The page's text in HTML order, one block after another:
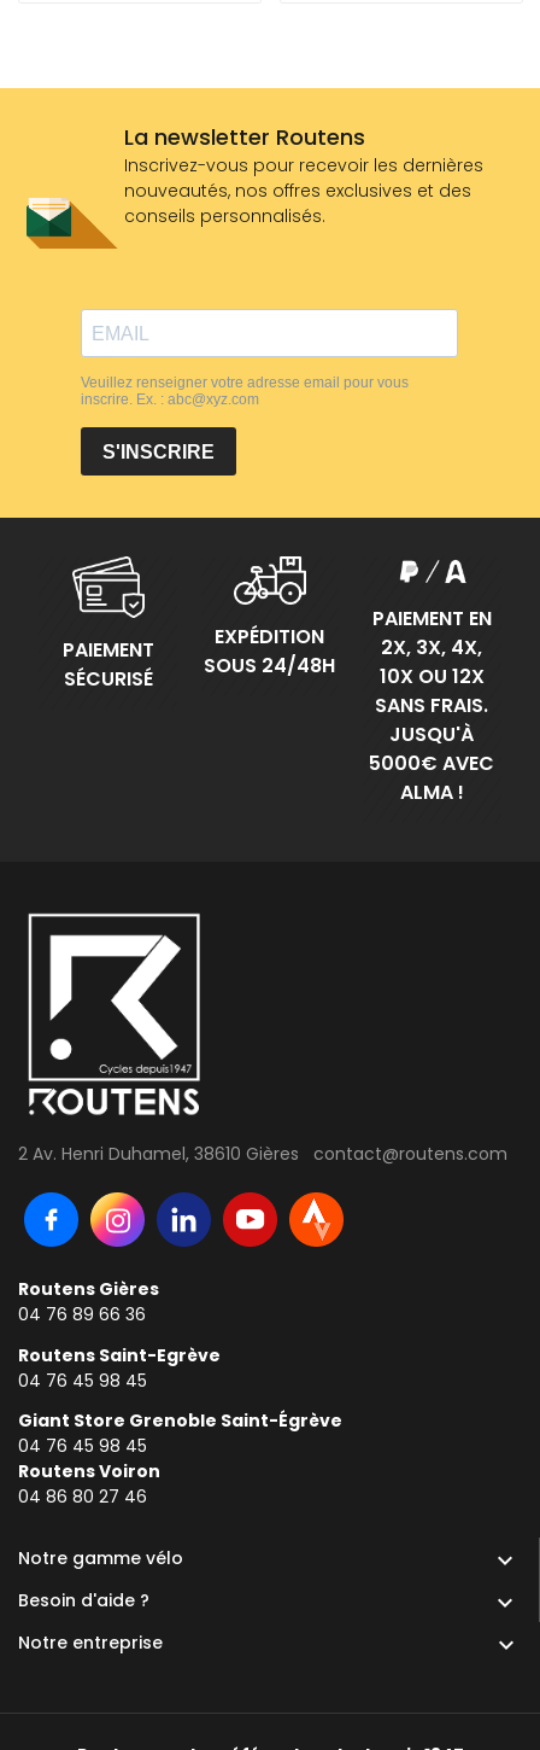
La newsletter Routens
Inscrivez-vous pour recevoir les dernières
nouveautés, nos offres exclusives et des
conseils personnalisés.
PAIEMENT
SÉCURISÉ
EXPÉDITION
SOUS 24/48H
PAIEMENT EN
2X, 3X, 4X,
10X OU 12X
SANS FRAIS.
JUSQU'À
5000€ AVEC
ALMA !
2 Av. Henri Duhamel, 38610 Gières contact@routens.com
Routens Gières
04 76 89 66 36
Routens Saint-Egrève
04 76 45 98 45
Giant Store Grenoble Saint-Égrève
04 76 45 98 45
Routens Voiron
04 86 80 27 46
Notre gamme vélo 
Besoin d'aide ? 
Notre entreprise 